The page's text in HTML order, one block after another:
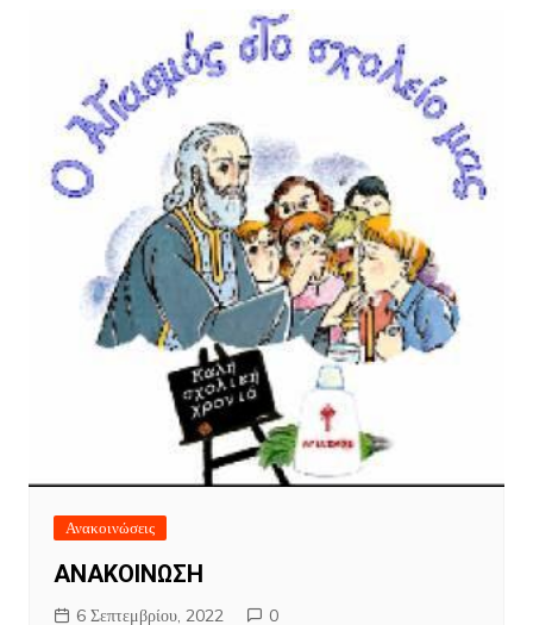
Ανακοινώσεις
ΑΝΑΚΟΙΝΩΣΗ
6 Σεπτεμβρίου, 2022 0